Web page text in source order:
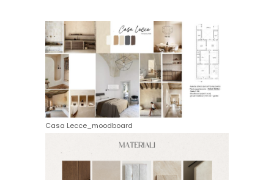
Casa Lecce_moodboard